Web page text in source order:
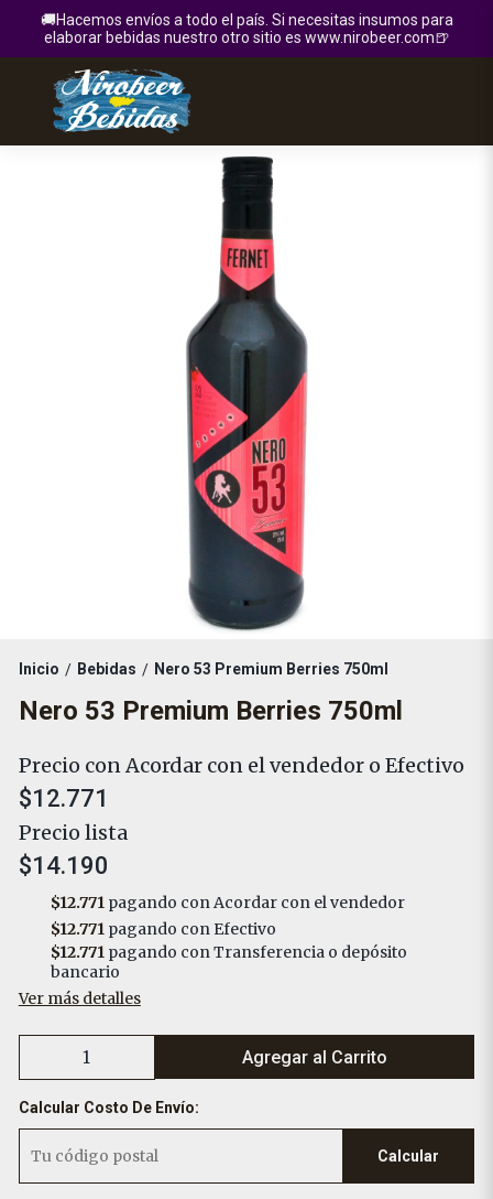
🚚Hacemos envíos a todo el país. Si necesitas insumos para
elaborar bebidas nuestro otro sitio es www.nirobeer.com🍺
Inicio / Bebidas / Nero 53 Premium Berries 750ml
Nero 53 Premium Berries 750ml
Precio con Acordar con el vendedor o Efectivo
$12.771
Precio lista
$14.190
$12.771pagando con Acordar con el vendedor
$12.771pagando con Efectivo
$12.771pagando con Transferencia o depósito
bancario
Ver más detalles
Agregar al Carrito
Calcular Costo De Envío:
Calcular